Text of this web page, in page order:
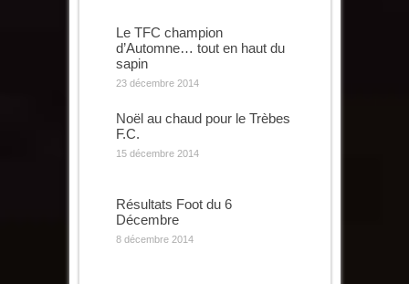
Le TFC champion
d’Automne… tout en haut du
sapin
23 décembre 2014
Noël au chaud pour le Trèbes
F.C.
15 décembre 2014
Résultats Foot du 6
Décembre
8 décembre 2014